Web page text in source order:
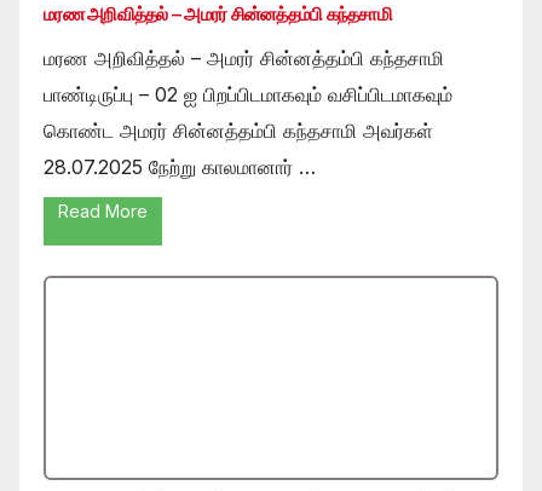
மரண அறிவித்தல் – அமரர் சின்னத்தம்பி கந்தசாமி
மரண அறிவித்தல் – அமரர் சின்னத்தம்பி கந்தசாமி
பாண்டிருப்பு – 02 ஐ பிறப்பிடமாகவும் வசிப்பிடமாகவும்
கொண்ட அமரர் சின்னத்தம்பி கந்தசாமி அவர்கள்
28.07.2025 நேற்று காலமானார் …
Read More